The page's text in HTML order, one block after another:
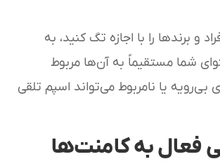
و برندها را با اجازه تگ کنید، به
شما مستقیماً به آن‌ها مربوط
یا نامربوط می‌تواند اسپم تلقی
فعال به کامنت‌ها